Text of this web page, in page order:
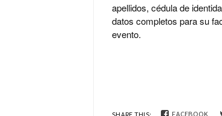
apellidos, cédula de
datos completos para su
evento.
SHARE THIS: FACEBOOK